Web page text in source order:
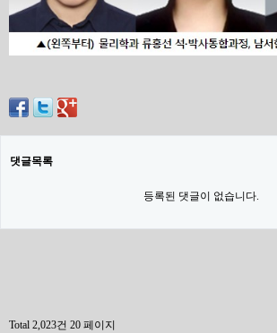
댓글목록
등록된 댓글이 없습니다.
Total 2,023건 20 페이지